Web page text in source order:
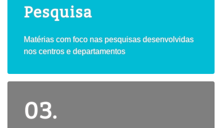
Pesquisa
Matérias com foco nas pesquisas desenvolvidas
nos centros e departamentos
03.